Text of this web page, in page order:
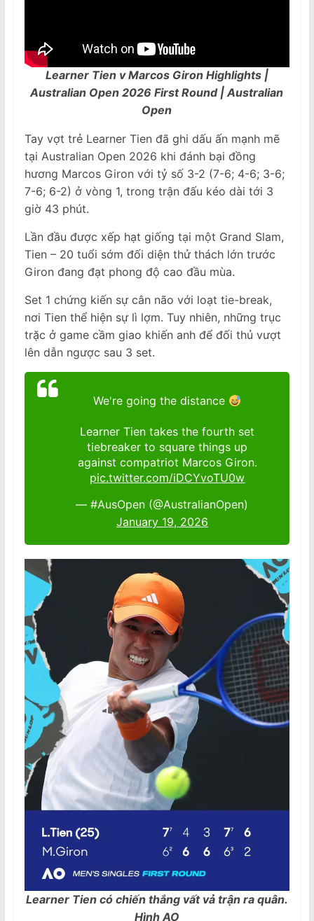
Learner Tien v Marcos Giron Highlights |
Australian Open 2026 First Round | Australian
Open
Tay vợt trẻ Learner Tien đã ghi dấu ấn mạnh mẽ
tại Australian Open 2026 khi đánh bại đồng
hương Marcos Giron với tỷ số 3-2 (7-6; 4-6; 3-6;
7-6; 6-2) ở vòng 1, trong trận đấu kéo dài tới 3
giờ 43 phút.
Lần đầu được xếp hạt giống tại một Grand Slam,
Tien – 20 tuổi sớm đối diện thử thách lớn trước
Giron đang đạt phong độ cao đầu mùa.
Set 1 chứng kiến sự cân não với loạt tie-break,
nơi Tien thể hiện sự lì lợm. Tuy nhiên, những trục
trặc ở game cầm giao khiến anh để đối thủ vượt
lên dẫn ngược sau 3 set.
We're going the distance
Learner Tien takes the fourth set
tiebreaker to square things up
against compatriot Marcos Giron.
pic.twitter.com/iDCYvoTU0w
— #AusOpen (@AustralianOpen)
January 19, 2026
Learner Tien có chiến thắng vất vả trận ra quân.
Hình AO